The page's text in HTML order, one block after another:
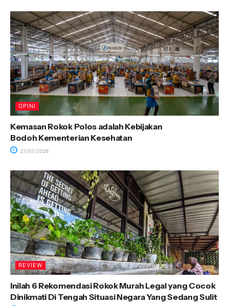
OPINI
Kemasan Rokok Polos adalah Kebijakan
Bodoh Kementerian Kesehatan
27/07/2026
REVIEW
Inilah 6 Rekomendasi Rokok Murah Legal yang Cocok
Dinikmati Di Tengah Situasi Negara Yang Sedang Sulit